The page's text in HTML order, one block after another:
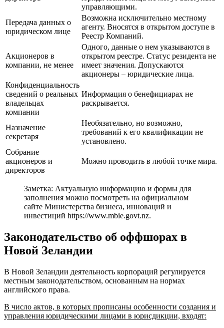
управляющими.
Передача данных о
юридическом лице
Возможна исключительно местному
агенту. Вносятся в открытом доступе в
Реестр Компаний.
Акционеров в
компании, не менее
Одного, данные о нем указываются в
открытом реестре. Статус резидента не
имеет значения. Допускаются
акционеры – юридические лица.
Конфиденциальность
сведений о реальных
владельцах
компании
Информация о бенефициарах не
раскрывается.
Назначение
секретаря
Необязательно, но возможно,
требований к его квалификации не
установлено.
Собрание
акционеров и
директоров
Можно проводить в любой точке мира.
Заметка: Актуальную информацию и формы для
заполнения можно посмотреть на официальном
сайте Министерства бизнеса, инноваций и
инвестиций https://www.mbie.govt.nz.
Законодательство об оффшорах в
Новой Зеландии
В Новой Зеландии деятельность корпораций регулируется
местным законодательством, основанным на нормах
английского права.
В число актов, в которых прописаны особенности создания и
управления юридическими лицами в юрисдикции, входят: